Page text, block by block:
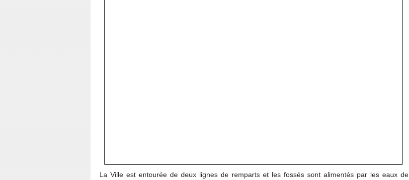
La Ville est entourée de deux lignes de remparts et les fossés sont alimentés par les eaux de